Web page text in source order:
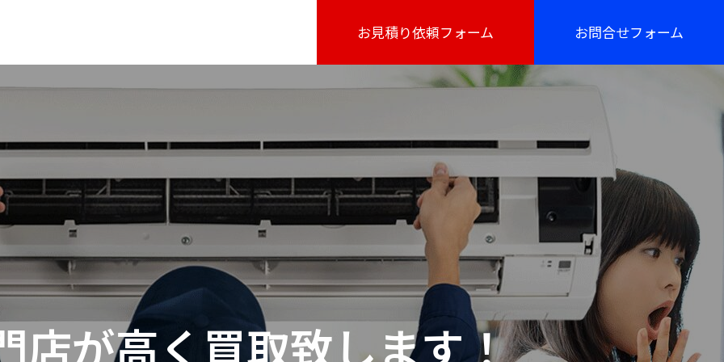
お見積り依頼フォーム お問合せフォーム
店が高く買取致します！